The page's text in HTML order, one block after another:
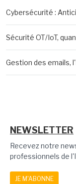
Cybersécurité :
Sécurité OT/IoT,
Gestion des emails,
NEWSLETTER
Recevez notre
professionnels de
JE M'ABONNE